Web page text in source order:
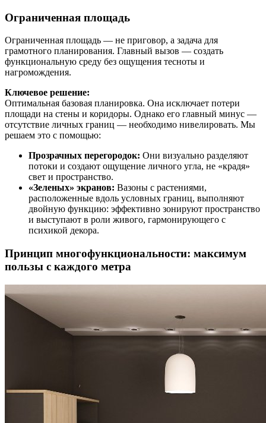
Ограниченная площадь
Ограниченная площадь — не приговор, а задача для
грамотного планирования. Главный вызов — создать
функциональную среду без ощущения тесноты и
нагромождения.
Ключевое решение:
Оптимальная базовая планировка. Она исключает потери
площади на стены и коридоры. Однако его главный минус —
отсутствие личных границ — необходимо нивелировать. Мы
решаем это с помощью:
Прозрачных перегородок: Они визуально разделяют
потоки и создают ощущение личного угла, не «крадя»
свет и пространство.
«Зеленых» экранов: Вазоны с растениями,
расположенные вдоль условных границ, выполняют
двойную функцию: эффективно зонируют пространство
и выступают в роли живого, гармонирующего с
психикой декора.
Принцип многофункциональности: максимум
пользы с каждого метра